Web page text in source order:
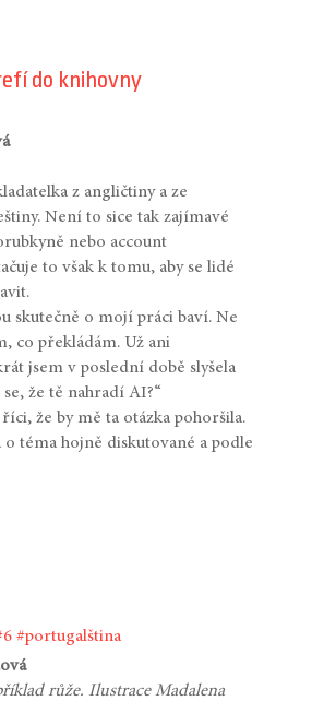
do knihovny
z angličtiny a ze
Není to sice tak zajímavé
nebo account
to však k tomu, aby se lidé
skutečně o mojí práci baví. Ne
co překládám. Už ani
jsem v poslední době slyšela
že tě nahradí AI?“
že by mě ta otázka pohoršila.
o téma hojně diskutované a podle
#portugalština
růže. Ilustrace Madalena